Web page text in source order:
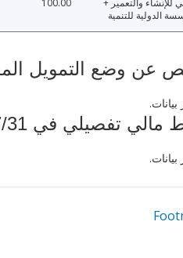
الدولية للتنمية
عن وضع التمويل المقدم
بيانات.
تفصيلي في 2026/07/31
بيانات.